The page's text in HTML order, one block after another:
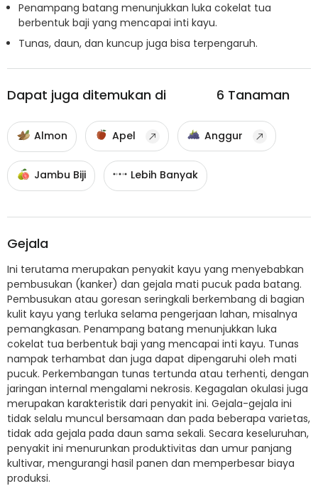
Penampang batang menunjukkan luka cokelat tua
berbentuk baji yang mencapai inti kayu.
Tunas, daun, dan kuncup juga bisa terpengaruh.
Dapat juga ditemukan di 6 Tanaman
Almon Apel Anggur
Jambu Biji Lebih Banyak
Gejala
Ini terutama merupakan penyakit kayu yang menyebabkan
pembusukan (kanker) dan gejala mati pucuk pada batang.
Pembusukan atau goresan seringkali berkembang di bagian
kulit kayu yang terluka selama pengerjaan lahan, misalnya
pemangkasan. Penampang batang menunjukkan luka
cokelat tua berbentuk baji yang mencapai inti kayu. Tunas
nampak terhambat dan juga dapat dipengaruhi oleh mati
pucuk. Perkembangan tunas tertunda atau terhenti, dengan
jaringan internal mengalami nekrosis. Kegagalan okulasi juga
merupakan karakteristik dari penyakit ini. Gejala-gejala ini
tidak selalu muncul bersamaan dan pada beberapa varietas,
tidak ada gejala pada daun sama sekali. Secara keseluruhan,
penyakit ini menurunkan produktivitas dan umur panjang
kultivar, mengurangi hasil panen dan memperbesar biaya
produksi.